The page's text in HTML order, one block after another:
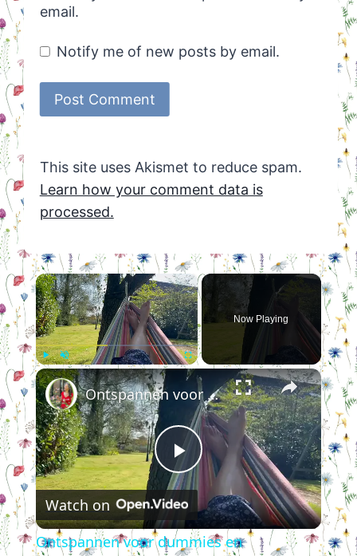
email.
Notify me of new posts by email.
This site uses Akismet to reduce spam.
Learn how your comment data is
processed.
×
Play Unmute Fullscreen
Now Playing
×
Play
Video
Ontspannen voor dummies en stresskippen
Watch on
Ontspannen voor dummies en